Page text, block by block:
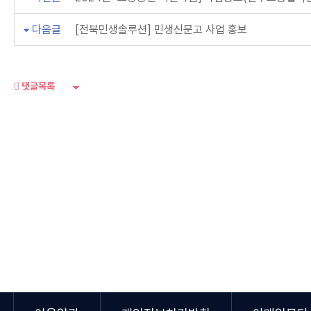
다음글 [전북민생솔루션] 민생신문고 사업 홍보
댓글목록